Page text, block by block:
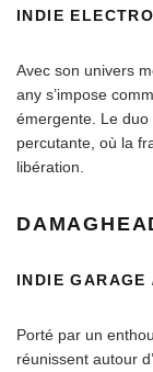
INDIE
Avec son univers
any s’impose
émergente. Le
percutante, où la
libération.
INDIE GARAGE
Porté par un
réunissent autour